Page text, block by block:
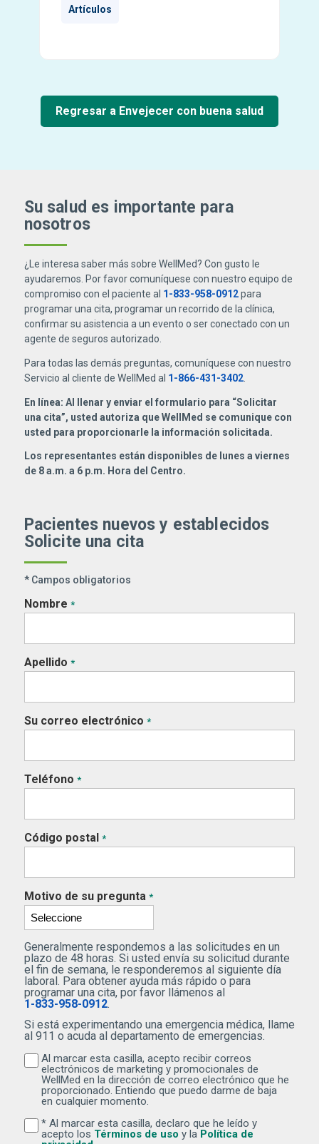
Artículos
Regresar a Envejecer con buena salud
Su salud es importante para
nosotros
¿Le interesa saber más sobre WellMed? Con gusto le
ayudaremos. Por favor comuníquese con nuestro equipo de
compromiso con el paciente al 1-833-958-0912para
programar una cita, programar un recorrido de la clínica,
confirmar su asistencia a un evento o ser conectado con un
agente de seguros autorizado.
Para todas las demás preguntas, comuníquese con nuestro
Servicio al cliente de WellMed al 1-866-431-3402.
En línea: Al llenar y enviar el formulario para “Solicitar
una cita”, usted autoriza que WellMed se comunique con
usted para proporcionarle la información solicitada.
Los representantes están disponibles de lunes a viernes
de 8 a.m. a 6 p.m. Hora del Centro.
Pacientes nuevos y establecidos
Solicite una cita
* Campos obligatorios
Nombre *
Apellido *
Su correo electrónico *
Teléfono *
Código postal *
Motivo de su pregunta *
Generalmente respondemos a las solicitudes en un
plazo de 48 horas. Si usted envía su solicitud durante
el fin de semana, le responderemos al siguiente día
laboral. Para obtener ayuda más rápido o para
programar una cita, por favor llámenos al
1-833-958-0912.
Si está experimentando una emergencia médica, llame
al 911 o acuda al departamento de emergencias.
Al marcar esta casilla, acepto recibir correos
Al marcar esta casilla, acepto recibir correos
electrónicos de marketing y promocionales de
WellMed en la dirección de correo electrónico que he
proporcionado. Entiendo que puedo darme de baja
en cualquier momento.
Al marcar esta casilla, declaro que he leído y acepto
* Al marcar esta casilla, declaro que he leído y
acepto los Términos de uso (Se abre una ventana
y la Política de